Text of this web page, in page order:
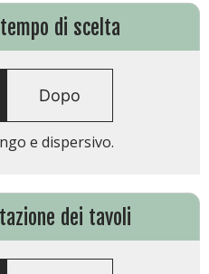
di scelta
Dopo
e dispersivo.
dei tavoli